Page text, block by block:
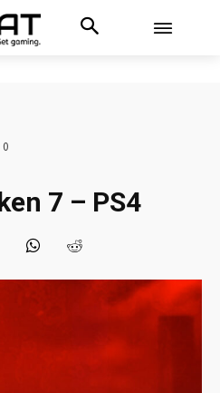
0
7 – PS4